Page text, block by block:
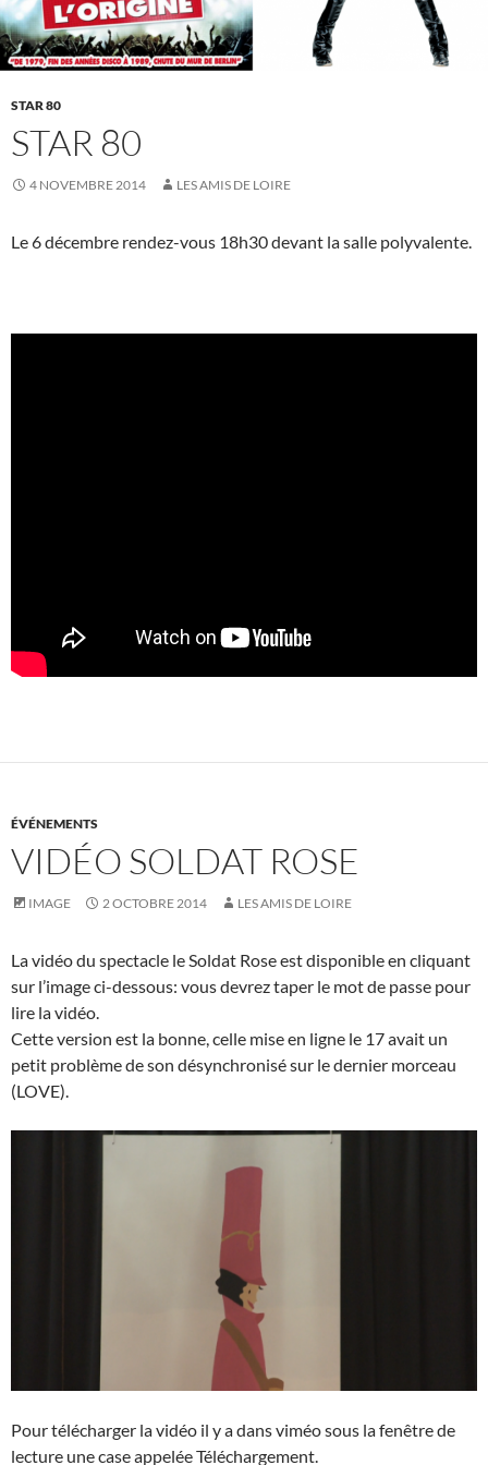
STAR 80
STAR 80
4 NOVEMBRE 2014 LES AMIS DE LOIRE
Le 6 décembre rendez-vous 18h30 devant la salle polyvalente.
ÉVÉNEMENTS
VIDÉO SOLDAT ROSE
IMAGE 2 OCTOBRE 2014 LES AMIS DE LOIRE
La vidéo du spectacle le Soldat Rose est disponible en cliquant
sur l’image ci-dessous: vous devrez taper le mot de passe pour
lire la vidéo.
Cette version est la bonne, celle mise en ligne le 17 avait un
petit problème de son désynchronisé sur le dernier morceau
(LOVE).
Pour télécharger la vidéo il y a dans viméo sous la fenêtre de
lecture une case appelée Téléchargement.